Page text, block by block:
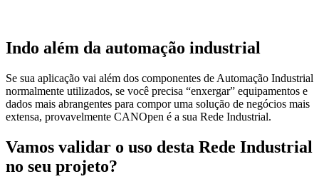
Indo além da automação industrial
Se sua aplicação vai além dos componentes de Automação Industrial
normalmente utilizados, se você precisa “enxergar” equipamentos e
dados mais abrangentes para compor uma solução de negócios mais
extensa, provavelmente CANOpen é a sua Rede Industrial.
Vamos validar o uso desta Rede Industrial
no seu projeto?